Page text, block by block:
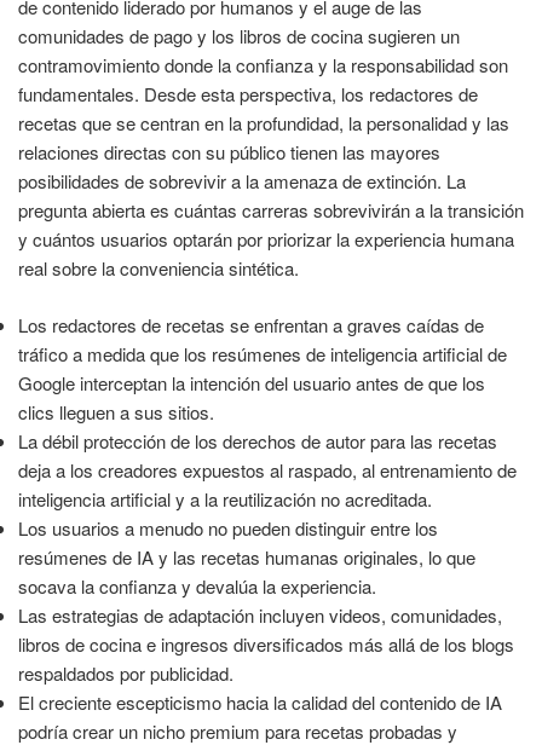
de contenido liderado por humanos y el auge de las
comunidades de pago y los libros de cocina sugieren un
contramovimiento donde la confianza y la responsabilidad son
fundamentales. Desde esta perspectiva, los redactores de
recetas que se centran en la profundidad, la personalidad y las
relaciones directas con su público tienen las mayores
posibilidades de sobrevivir a la amenaza de extinción. La
pregunta abierta es cuántas carreras sobrevivirán a la transición
y cuántos usuarios optarán por priorizar la experiencia humana
real sobre la conveniencia sintética.
Los redactores de recetas se enfrentan a graves caídas de
tráfico a medida que los resúmenes de inteligencia artificial de
Google interceptan la intención del usuario antes de que los
clics lleguen a sus sitios.
La débil protección de los derechos de autor para las recetas
deja a los creadores expuestos al raspado, al entrenamiento de
inteligencia artificial y a la reutilización no acreditada.
Los usuarios a menudo no pueden distinguir entre los
resúmenes de IA y las recetas humanas originales, lo que
socava la confianza y devalúa la experiencia.
Las estrategias de adaptación incluyen videos, comunidades,
libros de cocina e ingresos diversificados más allá de los blogs
respaldados por publicidad.
El creciente escepticismo hacia la calidad del contenido de IA
podría crear un nicho premium para recetas probadas y